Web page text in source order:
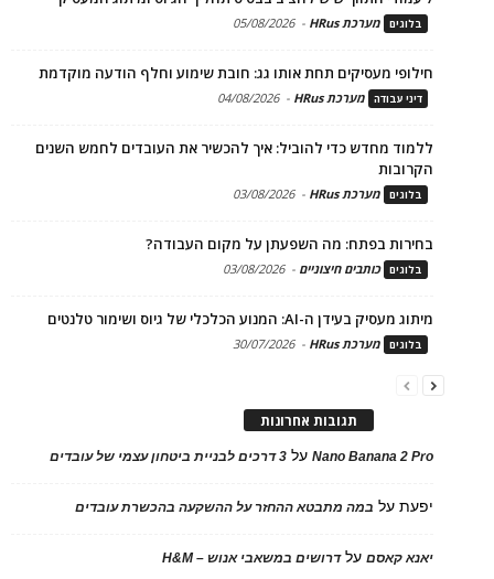
בלוגים מערכת HRus -
05/08/2026
חילופי מעסיקים תחת אותו גג: חובת שימוע וחלף הודעה מוקדמת
דיני עבודה מערכת HRus -
04/08/2026
ללמוד מחדש כדי להוביל: איך להכשיר את העובדים לחמש השנים
הקרובות
בלוגים מערכת HRus -
03/08/2026
בחירות בפתח: מה השפעתן על מקום העבודה?
בלוגים כותבים חיצוניים -
03/08/2026
מיתוג מעסיק בעידן ה-AI: המנוע הכלכלי של גיוס ושימור טלנטים
בלוגים מערכת HRus -
30/07/2026
תגובות אחרונות
Nano Banana 2 Proעל 3 דרכים לבניית ביטחון עצמי של עובדים
יפעתעל במה מתבטא ההחזר על ההשקעה בהכשרת עובדים
יאנא קאסםעלדרושים במשאבי אנוש – H&M